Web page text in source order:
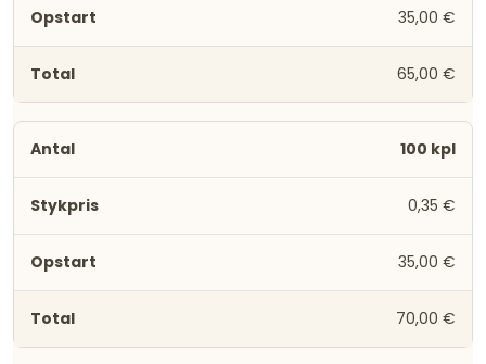
35,00 €
65,00 €
100 kpl
0,35 €
35,00 €
70,00 €